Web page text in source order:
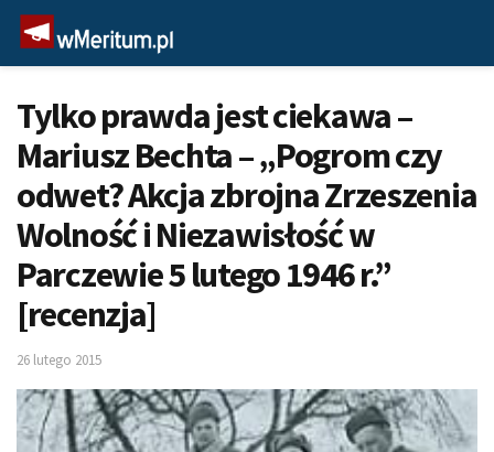
Tylko prawda jest ciekawa –
Mariusz Bechta – „Pogrom czy
odwet? Akcja zbrojna Zrzeszenia
Wolność i Niezawisłość w
Parczewie 5 lutego 1946 r.”
[recenzja]
26 lutego 2015